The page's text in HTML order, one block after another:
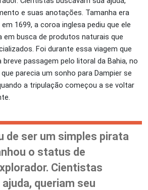
e suas anotações. Tamanha era
1699, a coroa inglesa pediu que ele
em busca de produtos naturais que
Foi durante essa viagem que
passagem pelo litoral da Bahia, no
parecia um sonho para Dampier se
a tripulação começou a se voltar
de ser um simples pirata
o status de
Cientistas
queriam seu